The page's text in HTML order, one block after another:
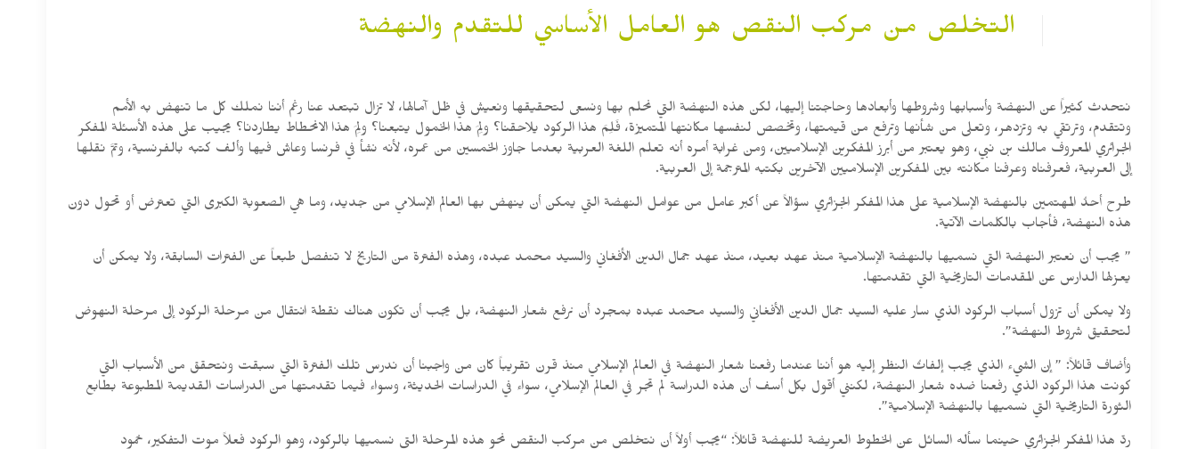
التخلص من مركب النقص هو العامل الأساسي للتقدم والنهضة
نتحدث كثيراً عن النهضة وأسبابها وشروطها وأبعادها وحاجتنا إليها، لكن هذه النهضة التي نحلم بها ونسعى لتحقيقها ونعيش في ظل آمالها، لا تزال تبتعد عنا رغم أننا نملك كل ما تنهض به الأمم
وتتقدم، وترتقي به وتزدهر، وتعلى من شأنها وترفع من قيمتها، وتخصص لنفسها مكانتها المتميزة، فَلِمَ هذا الركود يلاحقنا؟ ولِمَ هذا الخمول يتبعنا؟ ولِمَ هذا الانحطاط يطاردنا؟ يجيب على هذه الأسئلة المفكر
الجرائري المعروف مالك بن نبي، وهو يعتبر من أبرز المفكرين الإسلاميين، ومن غرابة أمره أنه تعلم اللغة العربية بعدما جاوز الخمسين من عمره، لأنه نشأ في فرنسا وعاش فيها وألف كتبه بالفرنسية، وتمَّ نقلها
إلى العربية، فعرفناه وعرفنا مكانته بين المفكرين الإسلاميين الآخرين بكتبه المترجمة إلى العربية.
طرح أحدُ المهتمين بالنهضة الإسلامية على هذا المفكر الجزائري سؤالاً عن أكبر عامل من عوامل النهضة التي يمكن أن ينهض بها العالم الإسلامي من جديد، وما هي الصعوبة الكبرى التي تعترض أو تحول دون
هذه النهضة، فأجاب بالكلمات الآتية.
” يجب أن نعتبر النهضة التي نسميها بالنهضة الإسلامية منذ عهد بعيد، منذ عهد جمال الدين الأفغاني والسيد محمد عبده، وهذه الفترة من التاريخ لا تنفصل طبعاً عن الفترات السابقة، ولا يمكن أن
يعزلها الدارس عن المقدمات التاريخية التي تقدمتها.
ولا يمكن أن تزول أسباب الركود الذي سار عليه السيد جمال الدين الأفغاني والسيد محمد عبده بمجرد أن نرفع شعار النهضة، بل يجب أن تكون هناك نقطة انتقال من مرحلة الركود إلى مرحلة النهوض
لتحقيق شروط النهضة”.
وأضاف قائلاً: ” إن الشيء الذي يجب إلفاتُ النظر إليه هو أننا عندما رفعنا شعار النهضة في العالم الإسلامي منذ قرن تقريباً كان من واجبنا أن ندرس تلك الفترة التي سبقت ونتحقق من الأسباب التي
كونت هذا الركود الذي رفعنا ضده شعار النهضة، لكنني أقول بكل أسف أن هذه الدراسة لم تجر في العالم الإسلامي، سواء في الدراسات الحديثة، وسواء فيما تقدمتها من الدراسات القديمة المطبوعة بطابع
الثورة التاريخية التي نسميها بالنهضة الإسلامية”.
ردّ هذا المفكر الجزائري حينما سأله السائل عن الخطوط العريضة للنهضة قائلاً: “يجب أولاً أن نتخلص من مركب النقص نحو هذه المرحلة التي نسميها بالركود، وهو الركود فعلاً موت التفكير، خمود